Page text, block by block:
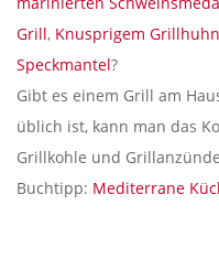
Grill, Knusprigem Grillhuhn
Speckmantel?
Gibt es einem Grill am
üblich ist, kann man das
Grillkohle und
Buchtipp: Mediterrane